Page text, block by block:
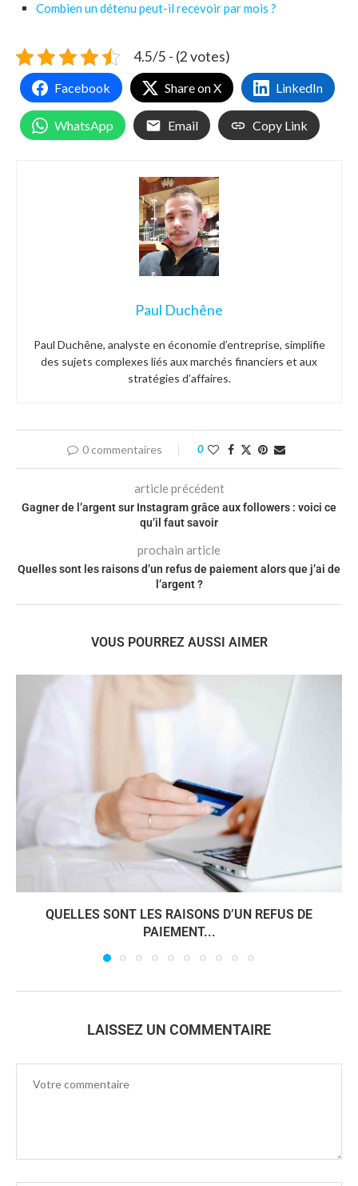
Combien un détenu peut-il recevoir par mois ?
4.5/5 - (2 votes)
Facebook Share on X LinkedIn
WhatsApp Email Copy Link
Paul Duchêne
Paul Duchêne, analyste en économie d’entreprise, simplifie
des sujets complexes liés aux marchés financiers et aux
stratégies d’affaires.
0 commentaires 0
article précédent
Gagner de l’argent sur Instagram grâce aux followers : voici ce
qu’il faut savoir
prochain article
Quelles sont les raisons d’un refus de paiement alors que j’ai de
l’argent ?
VOUS POURREZ AUSSI AIMER
QUELLES SONT LES RAISONS D’UN REFUS DE
PAIEMENT...
LAISSEZ UN COMMENTAIRE